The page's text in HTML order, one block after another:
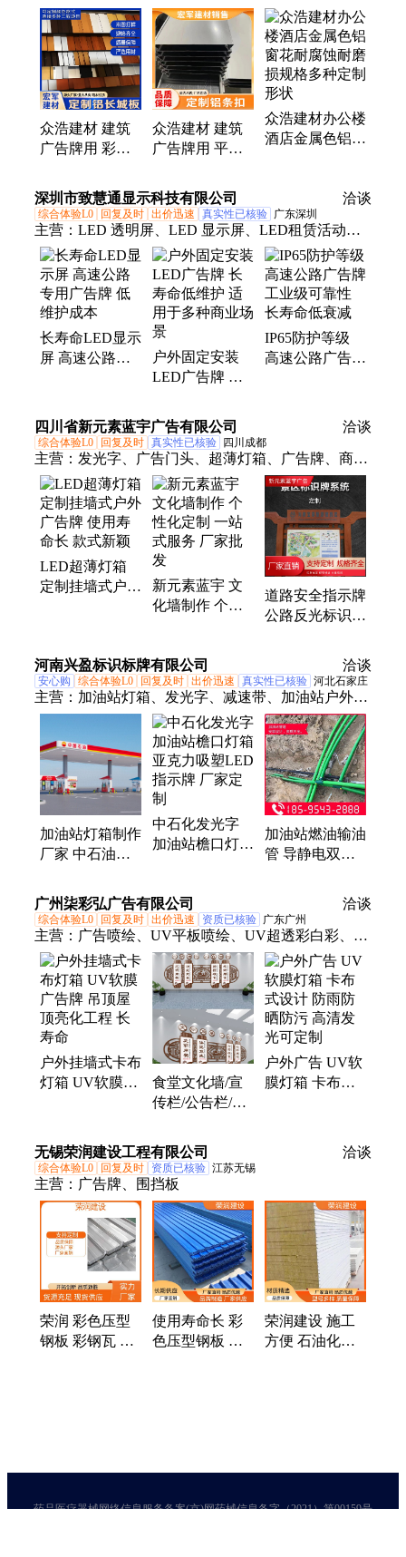
板、定制铝型材
众浩建材 建筑
广告牌用 彩色
寿命长 一站式
服务
众浩建材 建筑
广告牌用 平面
性能好 颜色尺
寸可定制
众浩建材办公楼
酒店金属色铝窗
深圳市致慧通显示科技有限公司 洽谈
综合体验L0 回复及时 出价迅速 真实性已核验 广东深圳
主营： LED 透明屏、LED 显示屏、LED租赁活动
屏、广告牌、LED显示屏户外广告、LED室内拼接
屏、LED地砖屏
长寿命LED显示
屏 高速公路专
户外固定安装
LED广告牌 长
用于多种商业场
景
IP65防护等级
高速公路广告牌
四川省新元素蓝宇广告有限公司
洽谈
综合体验L0 回复及时 真实性已核验 四川成都
主营： 发光字、广告门头、超薄灯箱、广告牌、商场
导视系统
LED超薄灯箱
定制挂墙式户外
新元素蓝宇 文
化墙制作 个性
道路安全指示牌
公路反光标识牌
河南兴盈标识标牌有限公司 洽谈
安心购 综合体验L0 回复及时 出价迅速 真实性已核验 河北石家庄
主营： 加油站灯箱、发光字、减速带、加油站户外广
告牌、加油站标牌、标识标牌、亚克力灯带
加油站灯箱制作
厂家 中石油发
告牌 使用寿命
长 技术成熟
中石化发光字
加油站檐口灯箱
制
加油站燃油输油
管 导静电双层
管道 安装施工
广州柒彩弘广告有限公司 洽谈
综合体验L0 回复及时 出价迅速 资质已核验 广东广州
主营： 广告喷绘、UV平板喷绘、UV超透彩白彩、广
告牌、UV宣绒布、UV软膜灯箱、舞台背景板搭建、
文化墙定制、展会展厅安装
户外挂墙式卡布
灯箱 UV软膜广
命
食堂文化墙/宣
传栏/公告栏/照
柒彩弘
户外广告 UV软
膜灯箱 卡布式
无锡荣润建设工程有限公司 洽谈
综合体验L0 回复及时 资质已核验 江苏无锡
主营： 广告牌、围挡板
荣润 彩色压型
钢板 彩钢瓦 使
使用寿命长 彩
色压型钢板 彩
荣润建设 施工
方便 石油化工
药品医疗器械网络信息服务备案(京)网药械信息备字（2021）第00159号